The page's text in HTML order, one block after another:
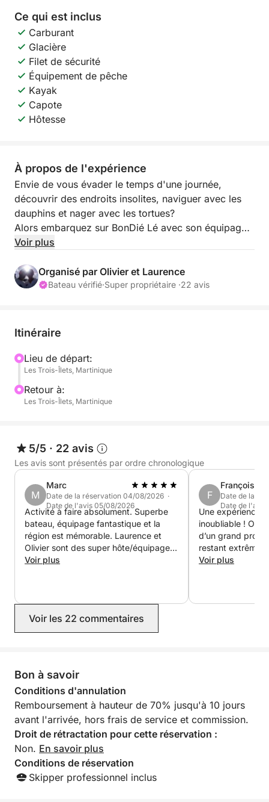
Ce qui est inclus
Carburant
Glacière
Filet de sécurité
Équipement de pêche
Kayak
Capote
Hôtesse
À propos de l'expérience
Envie de vous évader le temps d'une journée,
découvrir des endroits insolites, naviguer avec les
dauphins et nager avec les tortues?
Alors embarquez sur BonDié Lé avec son équipage
professionnel, respectueux de l'environnement et
Vous serez accueillis chaleureusement dans une
ambiance très conviviale!
Voir plus
Organisé par Olivier et Laurence
Bateau vérifié·Super propriétaire ·22 avis
Itinéraire
Lieu de départ:
Les Trois-Îlets, Martinique
Retour à:
Les Trois-Îlets, Martinique
5/5 · 22 avis
Les avis sont présentés par ordre chronologique
M
Marc
Date de la réservation 04/08/2026 ·
Date de l'avis 05/08/2026
Activité à faire absolument. Superbe
bateau, équipage fantastique et la
région est mémorable. Laurence et
Olivier sont des super hôte/équipage,
ils nous ont fait vivre une journée
Dauphins et tortues ont étés au
rendez-vous en plus du soleil et de la
chaleur. Merci Laurence et Olivier, à la
Voir plus
F
François
Date de la
Date de l'avis
Une expérience
inoubliable !
d’un grand
restant
attentifs et
dignes d’une
avons eu la
tortues et de
baignades dans
Voir plus
Voir les 22 commentaires
Bon à savoir
Conditions d'annulation
Remboursement à hauteur de 70% jusqu'à 10 jours
avant l'arrivée, hors frais de service et commission.
Droit de rétractation pour cette réservation :
Non. En savoir plus
Conditions de réservation
Skipper professionnel inclus